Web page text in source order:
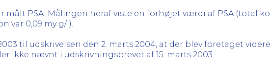
målt PSA. Målingen heraf viste en forhøjet værdi af PSA (total
var 0,09 my g/l).
til udskrivelsen den 2. marts 2004, at der blev foretaget
ikke nævnt i udskrivningsbrevet af 15. marts 2003.